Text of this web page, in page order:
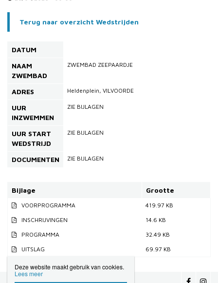
Terug naar overzicht Wedstrijden
DATUM
NAAM
ZWEMBAD
ZWEMBAD ZEEPAARDJE
ADRES Heldenplein, VILVOORDE
UUR
INZWEMMEN
ZIE BIJLAGEN
UUR START
WEDSTRIJD
ZIE BIJLAGEN
DOCUMENTEN ZIE BIJLAGEN
Bijlage Grootte
VOORPROGRAMMA
419.97 KB
INSCHRIJVINGEN
14.6 KB
PROGRAMMA
32.49 KB
UITSLAG
69.97 KB
Vlaamse Zwemfederatie
Deze website maakt gebruik van cookies.
Lees meer